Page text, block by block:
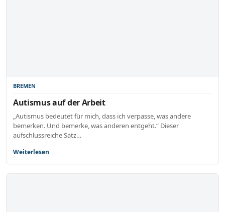
BREMEN
Autismus auf der Arbeit
„Autismus bedeutet für mich, dass ich verpasse, was andere
bemerken. Und bemerke, was anderen entgeht.“ Dieser
aufschlussreiche Satz…
Weiterlesen